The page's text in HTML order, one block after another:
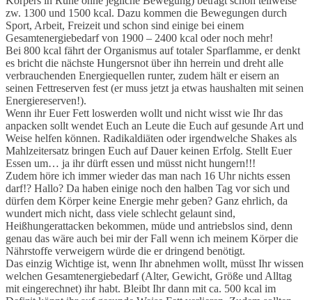
zw. 1300 und 1500 kcal. Dazu kommen die Bewegungen durch
Sport, Arbeit, Freizeit und schon sind einige bei einem
Gesamtenergiebedarf von 1900 – 2400 kcal oder noch mehr!
Bei 800 kcal fährt der Organismus auf totaler Sparflamme, er denkt
es bricht die nächste Hungersnot über ihn herrein und dreht alle
verbrauchenden Energiequellen runter, zudem hält er eisern an
seinen Fettreserven fest (er muss jetzt ja etwas haushalten mit seinen
Energiereserven!).
Wenn ihr Euer Fett loswerden wollt und nicht wisst wie Ihr das
anpacken sollt wendet Euch an Leute die Euch auf gesunde Art und
Weise helfen können. Radikaldiäten oder irgendwelche Shakes als
Mahlzeitersatz bringen Euch auf Dauer keinen Erfolg. Stellt Euer
Essen um… ja ihr dürft essen und müsst nicht hungern!!!
Zudem höre ich immer wieder das man nach 16 Uhr nichts essen
darf!? Hallo? Da haben einige noch den halben Tag vor sich und
dürfen dem Körper keine Energie mehr geben? Ganz ehrlich, da
wundert mich nicht, dass viele schlecht gelaunt sind,
Heißhungerattacken bekommen, müde und antriebslos sind, denn
genau das wäre auch bei mir der Fall wenn ich meinem Körper die
Nährstoffe verweigern würde die er dringend benötigt.
Das einzig Wichtige ist, wenn Ihr abnehmen wollt, müsst Ihr wissen
welchen Gesamtenergiebedarf (Alter, Gewicht, Größe und Alltag
mit eingerechnet) ihr habt. Bleibt Ihr dann mit ca. 500 kcal im